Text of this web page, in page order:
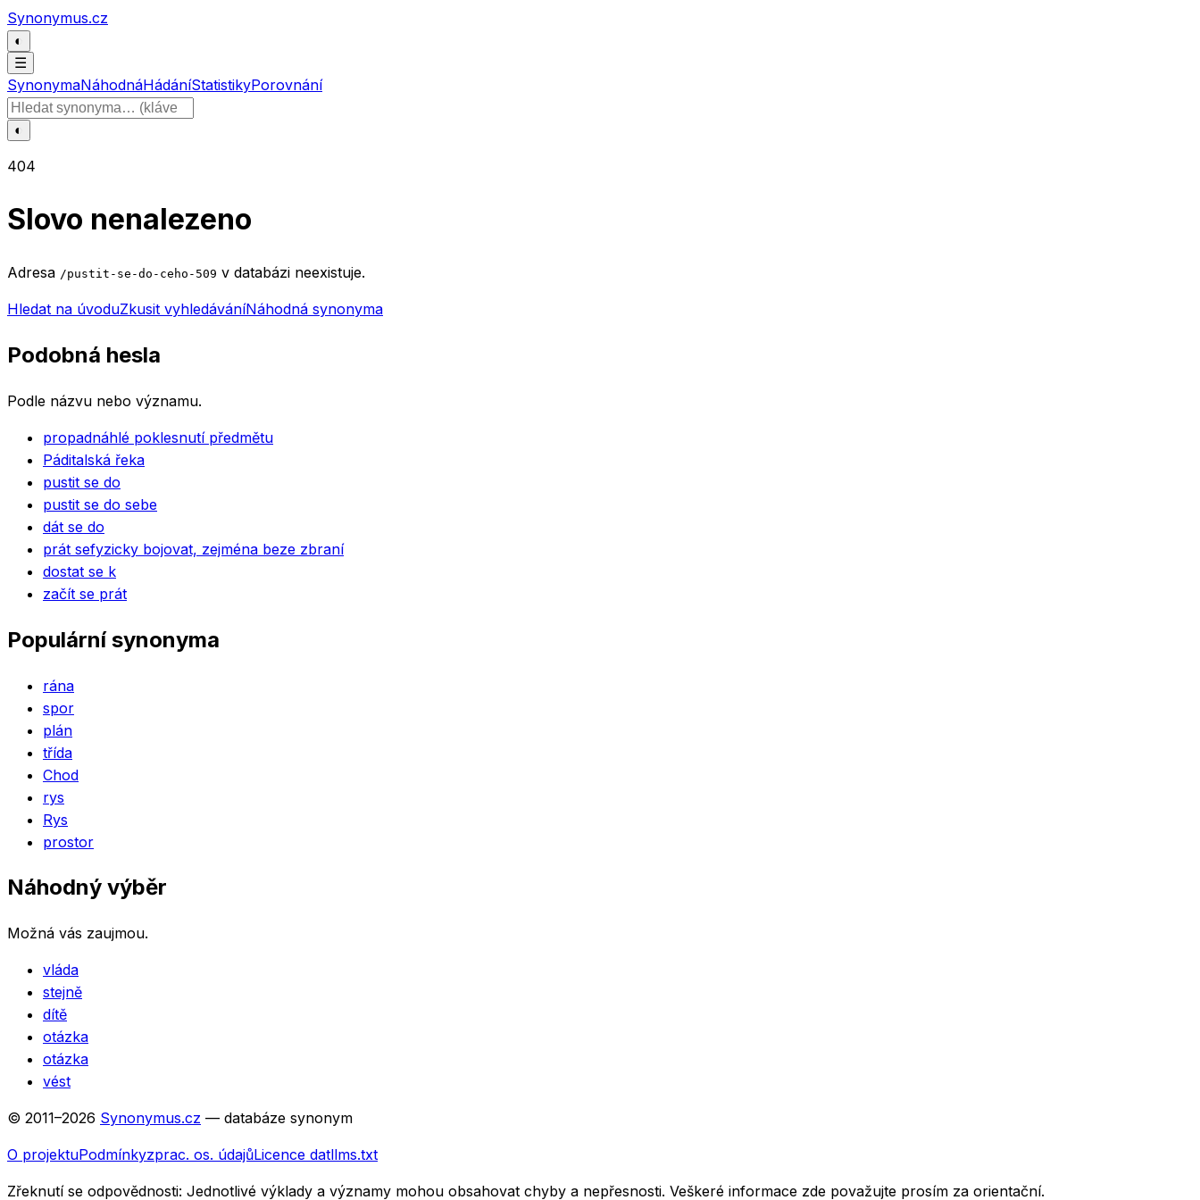
Přeskočit na obsah
Synonymus.cz
◐
☰
SynonymaNáhodnáHádáníStatistikyPorovnání
Hledat slovo
◐
404
Slovo nenalezeno
Adresa /pustit-se-do-ceho-509 v databázi neexistuje.
Hledat na úvoduZkusit vyhledáváníNáhodná synonyma
Podobná hesla
Podle názvu nebo významu.
propadnáhlé poklesnutí předmětu
Páditalská řeka
pustit se do
pustit se do sebe
dát se do
prát sefyzicky bojovat, zejména beze zbraní
dostat se k
začít se prát
Populární synonyma
rána
spor
plán
třída
Chod
rys
Rys
prostor
Náhodný výběr
Možná vás zaujmou.
vláda
stejně
dítě
otázka
otázka
vést
© 2011–2026 Synonymus.cz — databáze synonym
O projektuPodmínkyzprac. os. údajůLicence datllms.txt
Zřeknutí se odpovědnosti: Jednotlivé výklady a významy mohou obsahovat chyby a nepřesnosti. Veškeré informace zde považujte prosím za orientační.